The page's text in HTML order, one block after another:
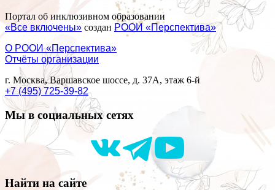
Портал об инклюзивном образовании
«Все включены» создан РООИ «Перспектива»
О РООИ «Перспектива»
Отчёты организации
г. Москва, Варшавское шоссе, д. 37А, этаж 6-й
+7 (495) 725-39-82
Мы в социальных сетях
Найти на сайте